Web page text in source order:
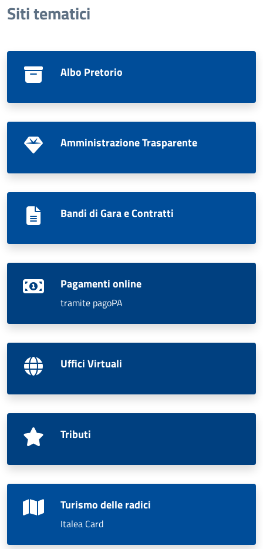
Siti tematici
Albo Pretorio
Amministrazione Trasparente
Bandi di Gara e Contratti
Pagamenti online
tramite pagoPA
Uffici Virtuali
Tributi
Turismo delle radici
Italea Card